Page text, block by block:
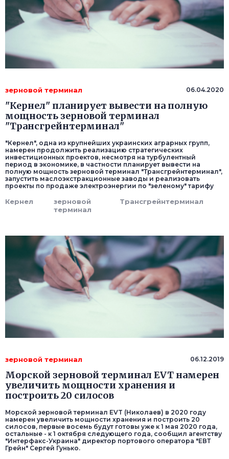
зерновой терминал 06.04.2020
"Кернел" планирует вывести на полную
мощность зерновой терминал
"Трансгрейнтерминал"
"Кернел", одна из крупнейших украинских аграрных групп,
намерен продолжить реализацию стратегических
инвестиционных проектов, несмотря на турбулентный
период в экономике, в частности планирует вывести на
полную мощность зерновой терминал "Трансгрейнтерминал",
запустить маслоэкстракционные заводы и реализовать
проекты по продаже электроэнергии по "зеленому" тарифу
Кернел
зерновой
терминал
Трансгрейнтерминал
зерновой терминал 06.12.2019
Морской зерновой терминал EVT намерен
увеличить мощности хранения и
построить 20 силосов
Морской зерновой терминал EVT (Николаев) в 2020 году
намерен увеличить мощности хранения и построить 20
силосов, первые восемь будут готовы уже к 1 мая 2020 года,
остальные - к 1 октября следующего года, сообщил агентству
"Интерфакс-Украина" директор портового оператора "ЕВТ
Грейн" Сергей Гунько.